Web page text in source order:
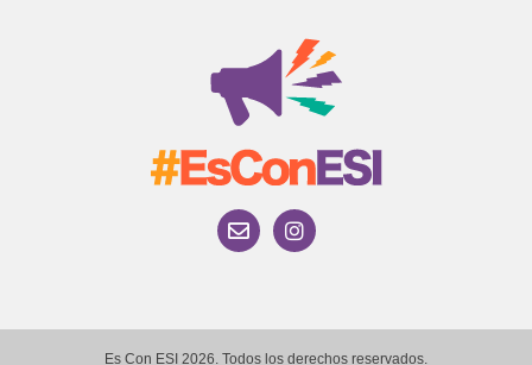
Es Con ESI 2026. Todos los derechos reservados.